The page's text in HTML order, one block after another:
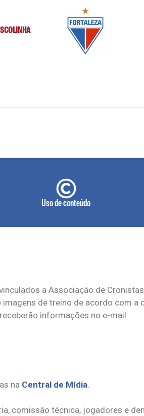
Uso de conteúdo
a Associação de
de treino de acordo com a
informações no e-mail.
na Central de Mídia.
comissão técnica, jogadores e